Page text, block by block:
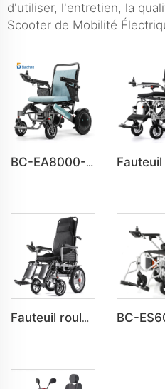
d'utiliser, l'entretien, la
Scooter de Mobilité
BC-EA8000-UP Dernier fauteuil roulant pliable électrique à la mode pour personnes handicapées
Fauteuil roulant électrique inclinable tout terrain pliable BC-ES6003A-LW